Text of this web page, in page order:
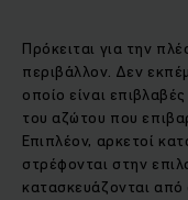
Πρόκειται για την
περιβάλλον. Δεν
οποίο είναι
του αζώτου που
Επιπλέον, αρκετοί
στρέφονται στην
κατασκευάζονται